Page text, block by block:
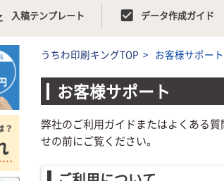
入稿テンプレート check_box データ作成ガイド
うちわ印刷キングTOP > お客様サポート
お客様サポート
弊社のご利用ガイドまたはよくある
せの前にご覧ください。